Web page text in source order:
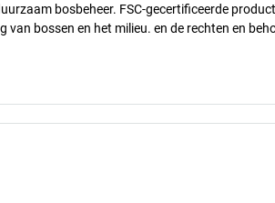
bosbeheer. FSC-gecertificeerde
bossen en het milieu. en de rechten en